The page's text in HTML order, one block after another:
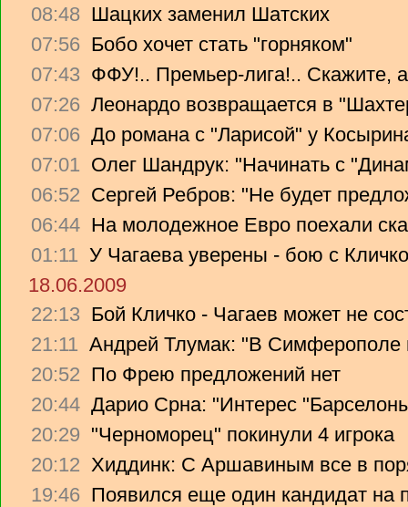
08:48 Шацких заменил Шатских
07:56 Бобо хочет стать "горняком"
07:43 ФФУ!.. Премьер-лига!.. Скажите,
07:26 Леонардо возвращается в
07:06 До романа с "Ларисой" у
07:01 Олег Шандрук: "Начинать с
06:52 Сергей Ребров: "Не будет
06:44 На молодежное Евро поехали
01:11 У Чагаева уверены - бою с
18.06.2009
22:13 Бой Кличко - Чагаев может не
21:11 Андрей Тлумак: "В Симферополе
20:52 По Фрею предложений нет
20:44 Дарио Срна: "Интерес
20:29 "Черноморец" покинули 4 игрока
20:12 Хиддинк: С Аршавиным все в
19:46 Появился еще один кандидат на